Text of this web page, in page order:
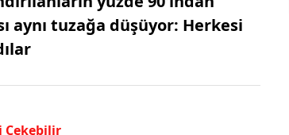
aynı tuzağa düşüyor: Herkesi